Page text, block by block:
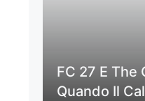
FC 27 E The
Quando Il